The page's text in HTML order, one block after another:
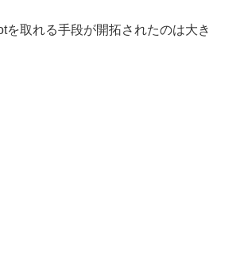
を取れる手段が開拓されたのは大き